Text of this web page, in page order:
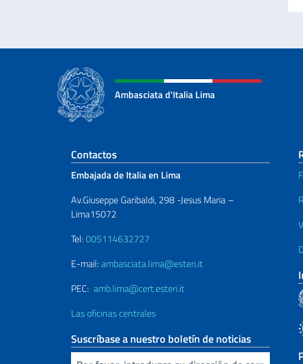
Ambasciata d'Italia Lima
Sezione footer
Contactos
Embajada de Italia en Lima
Av.Giuseppe Garibaldi, 298 -Jesus Maria –
Lima15072
Tel:005114632727
E-mail:ambasciata.lima@esteri.it
PEC: amb.lima@cert.esteri.it
Las oficinas centrales
Suscríbase a nuestro boletín de noticias